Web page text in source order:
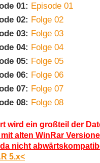
01: Episode 01
02: Folge 02
03: Folge 03
04: Folge 04
05: Folge 05
06: Folge 06
07: Folge 07
08: Folge 08
wird ein großteil der
alten WinRar
nicht
5.x<